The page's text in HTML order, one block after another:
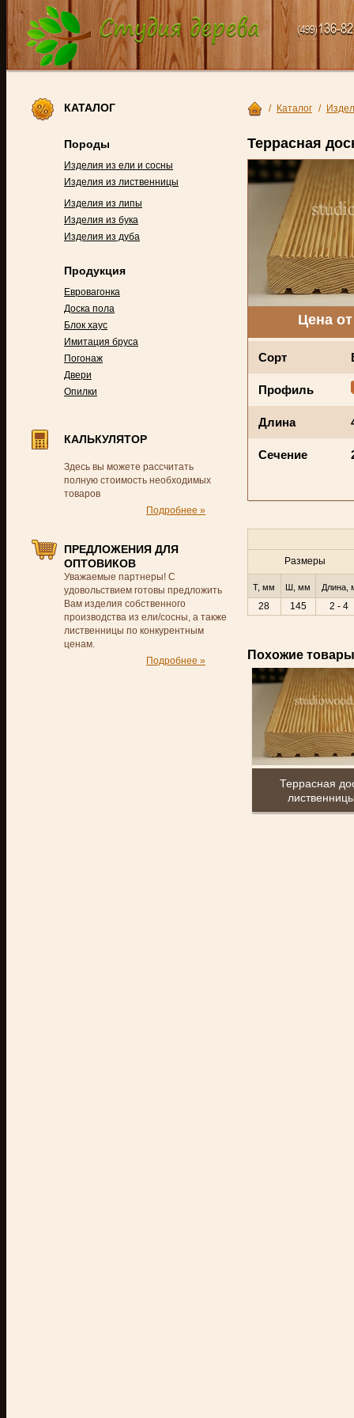
(499)136-
КАТАЛОГ
Породы
Изделия из ели и сосны
Изделия из лиственницы
Изделия из липы
Изделия из бука
Изделия из дуба
Продукция
Евровагонка
Доска пола
Блок хаус
Имитация бруса
Погонаж
Двери
Опилки
КАЛЬКУЛЯТОР
Здесь вы можете рассчитать
полную стоимость необходимых
товаров
Подробнее »
ПРЕДЛОЖЕНИЯ ДЛЯ
ОПТОВИКОВ
Уважаемые партнеры! С
удовольствием готовы предложить
Вам изделия собственного
производства из ели/сосны, а также
лиственницы по конкурентным
ценам.
Подробнее »
/ Каталог /
Террасная
Цена
Сорт
Профиль
Длина
Сечение
Размеры
Т, мм Ш, мм Длина,
28 145 2 - 4
Похожие товары
Террасная